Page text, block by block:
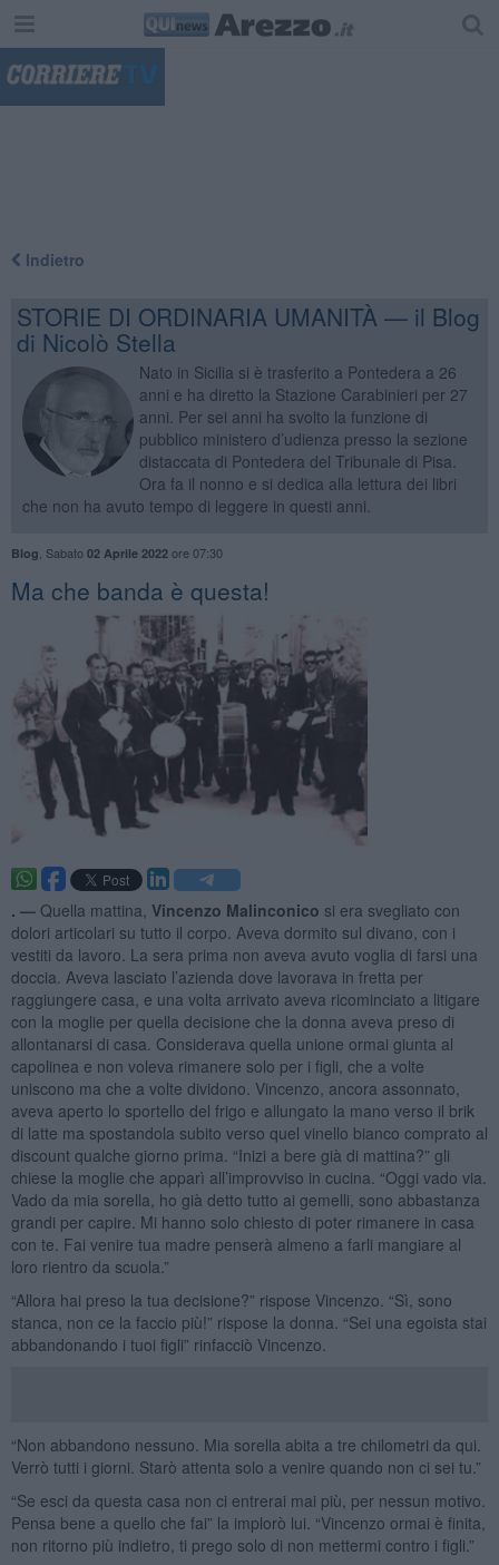
Indietro
STORIE DI ORDINARIA UMANITÀ — il Blog
di Nicolò Stella
Nato in Sicilia si è trasferito a Pontedera a 26
anni e ha diretto la Stazione Carabinieri per 27
anni. Per sei anni ha svolto la funzione di
pubblico ministero d’udienza presso la sezione
distaccata di Pontedera del Tribunale di Pisa.
Ora fa il nonno e si dedica alla lettura dei libri
che non ha avuto tempo di leggere in questi anni.
Blog Sabato 02 Aprile 2022ore 07:30
Ma che banda è questa!
. — Quella mattina, Vincenzo Malinconico si era svegliato con
dolori articolari su tutto il corpo. Aveva dormito sul divano, con i
vestiti da lavoro. La sera prima non aveva avuto voglia di farsi una
doccia. Aveva lasciato l’azienda dove lavorava in fretta per
raggiungere casa, e una volta arrivato aveva ricominciato a litigare
con la moglie per quella decisione che la donna aveva preso di
allontanarsi di casa. Considerava quella unione ormai giunta al
capolinea e non voleva rimanere solo per i figli, che a volte
uniscono ma che a volte dividono. Vincenzo, ancora assonnato,
aveva aperto lo sportello del frigo e allungato la mano verso il brik
di latte ma spostandola subito verso quel vinello bianco comprato al
discount qualche giorno prima. “Inizi a bere già di mattina?” gli
chiese la moglie che apparì all’improvviso in cucina. “Oggi vado via.
Vado da mia sorella, ho già detto tutto ai gemelli, sono abbastanza
grandi per capire. Mi hanno solo chiesto di poter rimanere in casa
con te. Fai venire tua madre penserà almeno a farli mangiare al
loro rientro da scuola.”
“Allora hai preso la tua decisione?” rispose Vincenzo. “Sì, sono
stanca, non ce la faccio più!” rispose la donna. “Sei una egoista stai
abbandonando i tuoi figli” rinfacciò Vincenzo.
“Non abbandono nessuno. Mia sorella abita a tre chilometri da qui.
Verrò tutti i giorni. Starò attenta solo a venire quando non ci sei tu.”
“Se esci da questa casa non ci entrerai mai più, per nessun motivo.
Pensa bene a quello che fai” la implorò lui. “Vincenzo ormai è finita,
non ritorno più indietro, ti prego solo di non mettermi contro i figli.”